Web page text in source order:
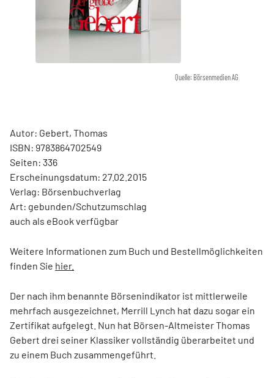
Quelle: Börsenmedien AG
Autor: Gebert, Thomas
ISBN: 9783864702549
Seiten: 336
Erscheinungsdatum: 27.02.2015
Verlag: Börsenbuchverlag
Art: gebunden/Schutzumschlag
auch als eBook verfügbar
Weitere Informationen zum Buch und Bestellmöglichkeiten
finden Sie hier.
Der nach ihm benannte Börsenindikator ist mittlerweile
mehrfach ausgezeichnet, Merrill Lynch hat dazu sogar ein
Zertifikat aufgelegt. Nun hat Börsen-Altmeister Thomas
Gebert drei seiner Klassiker vollständig überarbeitet und
zu einem Buch zusammengeführt.